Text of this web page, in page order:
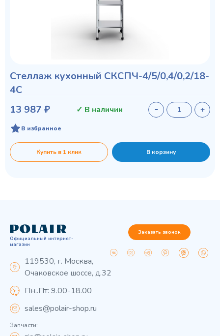
Стеллаж кухонный СКСПЧ-4/5/0,4/0,2/18-
4С
13 987 ₽
✓ В наличии
В избранное
Купить в 1 клик В корзину
Официальный интернет-
магазин
119530, г. Москва,
Очаковское шоссе, д.32
Пн..Пт: 9.00-18.00
sales@polair-shop.ru
Запчасти:
Заказать звонок